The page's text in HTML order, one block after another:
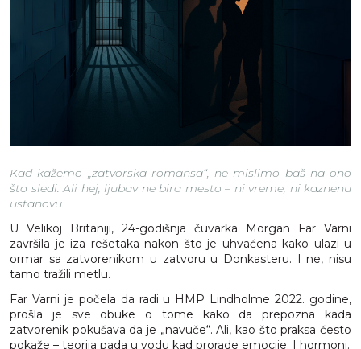
Kad kažemo „zatvorska romansa“, ne mislimo baš na ono
što sledi. Ali hej, ljubav ne bira mesto – ni vreme, ni kaznenu
ustanovu.
U Velikoj Britaniji, 24-godišnja čuvarka Morgan Far Varni
završila je iza rešetaka nakon što je uhvaćena kako ulazi u
ormar sa zatvorenikom u zatvoru u Donkasteru. I ne, nisu
tamo tražili metlu.
Far Varni je počela da radi u HMP Lindholme 2022. godine,
prošla je sve obuke o tome kako da prepozna kada
zatvorenik pokušava da je „navuče“. Ali, kao što praksa često
pokaže – teorija pada u vodu kad prorade emocije. I hormoni.